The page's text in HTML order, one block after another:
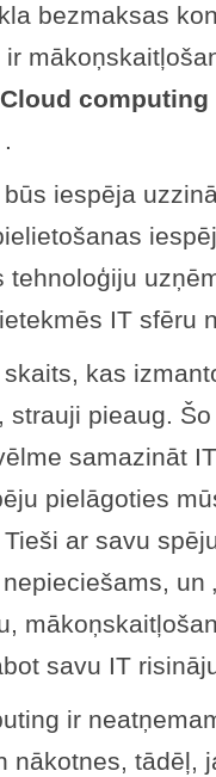
bezmaksas
.
iespēja
tehnoloģiju
IT sfēru
kas
strauji pieaug.
samazināt
pielāgoties
ar savu
un
savu IT
ir
nākotnes, tādēļ,